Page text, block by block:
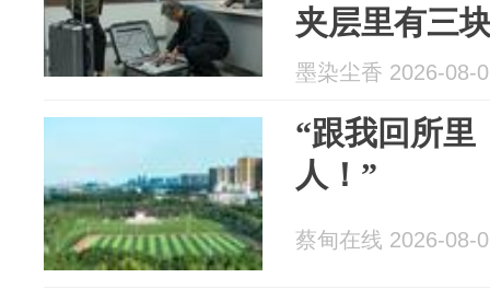
夹层里有三
警封锁了整
墨染尘香 2026-08-
“跟我回所里
人！”
蔡甸在线 2026-08-